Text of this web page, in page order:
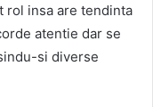
rol insa are tendinta
atentie dar se
si diverse